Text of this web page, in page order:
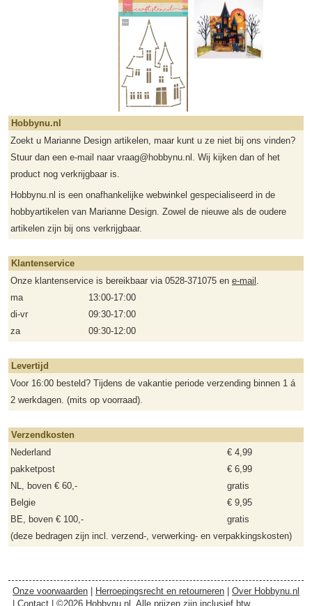
Hobbynu.nl
Zoekt u Marianne Design artikelen, maar kunt u ze niet bij ons vinden?
Stuur dan een e-mail naar vraag@hobbynu.nl. Wij kijken dan of het
product nog verkrijgbaar is.
Hobbynu.nl is een onafhankelijke webwinkel gespecialiseerd in de
hobbyartikelen van Marianne Design. Zowel de nieuwe als de oudere
artikelen zijn bij ons verkrijgbaar.
Klantenservice
Onze klantenservice is bereikbaar via 0528-371075 en e-mail
ma
13:00-17:00
di-vr
09:30-17:00
za
09:30-12:00
Levertijd
Voor 16:00 besteld? Tijdens de vakantie periode verzending binnen 1 á
2 werkdagen. (mits op voorraad).
Verzendkosten
Nederland
€ 4,99
pakketpost
€ 6,99
NL, boven € 60,-
gratis
Belgie
€ 9,95
BE, boven € 100,-
gratis
(deze bedragen zijn incl. verzend-, verwerking- en verpakkingskosten)
Onze voorwaarden | Herroepingsrecht en retourneren | Over Hobbynu.nl
| Contact | ©2026 Hobbynu.nl. Alle prijzen zijn inclusief btw.